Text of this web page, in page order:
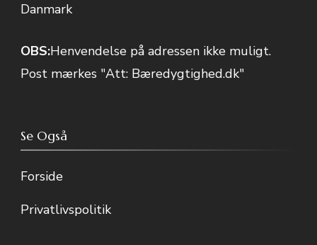
Danmark
OBS:Henvendelse på adressen ikke muligt.
Post mærkes "Att: Bæredygtighed.dk"
Se Også
Forside
Privatlivspolitik